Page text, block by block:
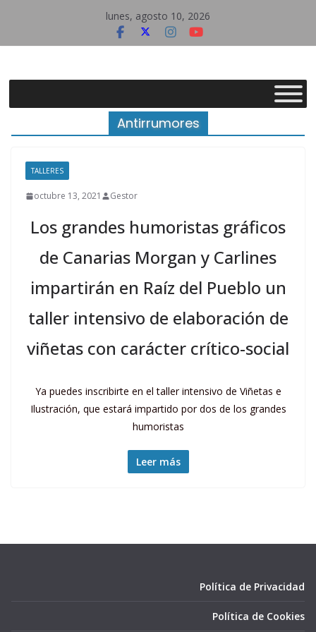
contenido
lunes, agosto 10, 2026
Asociación
Cultural
Pueblo
Antirrumores
TALLERES
octubre 13, 2021 Gestor
Los grandes humoristas gráficos
de Canarias Morgan y Carlines
impartirán en Raíz del Pueblo un
taller intensivo de elaboración de
viñetas con carácter crítico-social
Ya puedes inscribirte en el taller intensivo de Viñetas e
Ilustración, que estará impartido por dos de los grandes
humoristas
Leer más
Política de Privacidad
Política de Cookies